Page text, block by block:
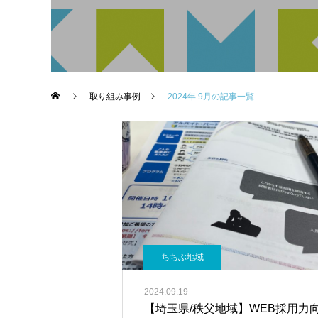
取り組み事例 2024年 9月の記事一覧
ちちぶ地域
2024.09.19
【埼玉県/秩父地域】WEB採用力